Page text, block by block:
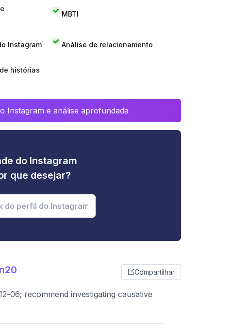
MBTI
Instagram Análise de relacionamento
histórias
Instagram e análise aprofundada
do Instagram
que desejar?
Compartilhar
06; recommend investigating causative